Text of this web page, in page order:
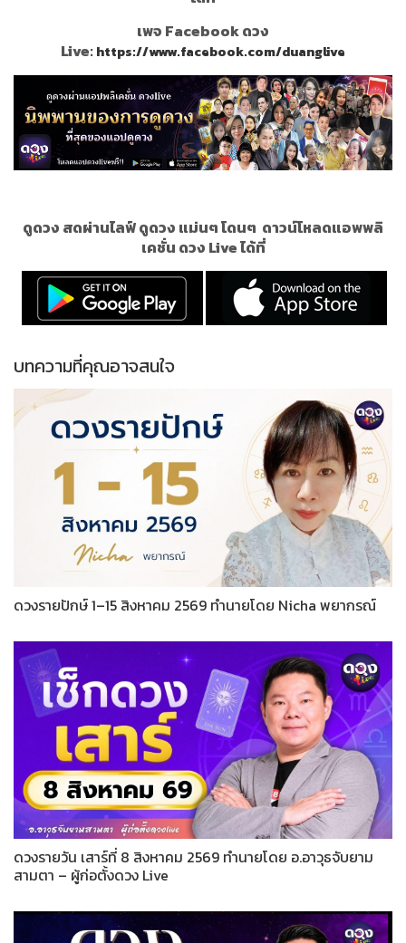
เพจ Facebook ดวง
Live:https://www.facebook.com/duanglive
ดูดวง สดผ่านไลฟ์ ดูดวง แม่นๆ โดนๆ ดาวน์โหลดแอพพลิ
เคชั่น ดวง Live ได้ที่
บทความที่คุณอาจสนใจ
ดวงรายปักษ์ 1–15 สิงหาคม 2569 ทำนายโดย Nicha พยากรณ์
ดวงรายวัน เสาร์ที่ 8 สิงหาคม 2569 ทำนายโดย อ.อาวุธจับยาม
สามตา – ผู้ก่อตั้งดวง Live